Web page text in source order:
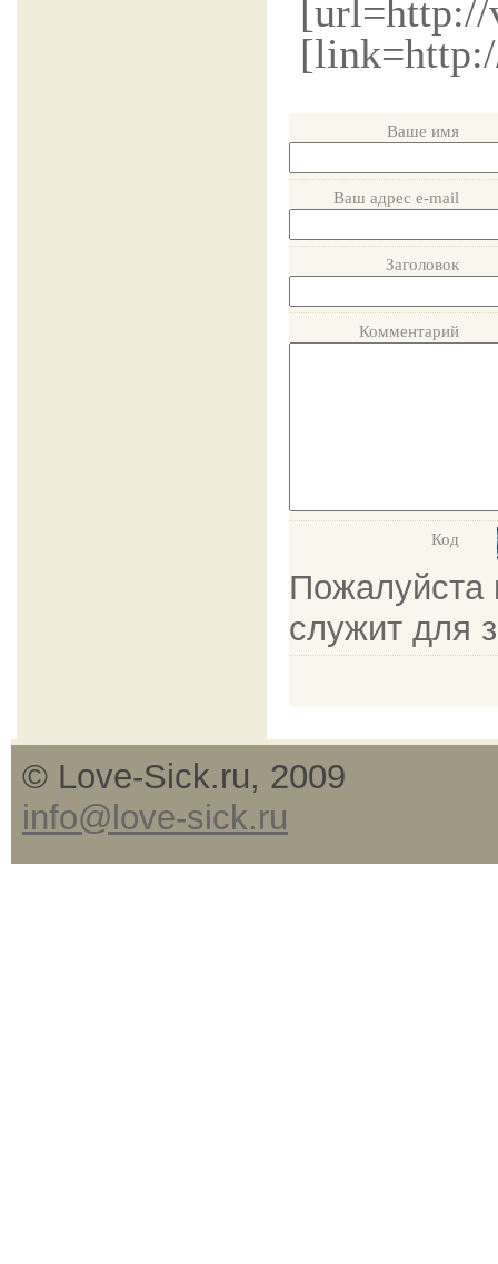
Ваше имя
Ваш адрес e-mail
Заголовок
Комментарий
Код
Пожалуйста
служит для
© Love-Sick.ru, 2009
info@love-sick.ru